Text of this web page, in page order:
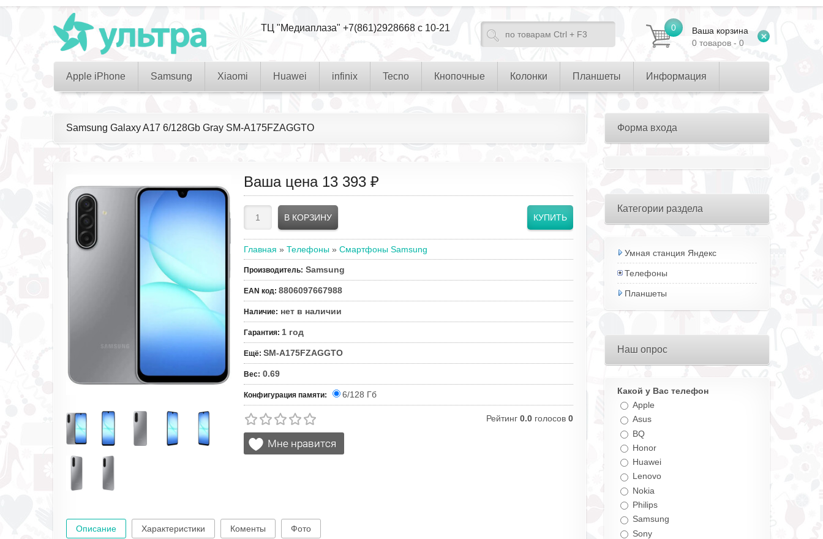
0
Ваша корзина
0 товаров - 0
ТЦ "Медиаплаза" +7(861)2928668 с 10-21
Apple iPhone Samsung Xiaomi Huawei infinix Tecno Кнопочные Колонки Планшеты Информация
Samsung Galaxy A17 6/128Gb Gray SM-A175FZAGGTO
Ваша цена 13 393 ₽
Главная » Телефоны » Смартфоны Samsung
Производитель: Samsung
EAN код: 8806097667988
Наличие: нет в наличии
Гарантия: 1 год
Ещё: SM-A175FZAGGTO
Вес: 0.69
Конфигурация памяти: 6/128 Гб
Рейтинг 0.0 голосов 0
Описание Характеристики Коменты Фото
Форма входа
Категории раздела
Умная станция Яндекс
Телефоны
Планшеты
Наш опрос
Какой у Вас телефон
Apple
Asus
BQ
Honor
Huawei
Lenovo
Nokia
Philips
Samsung
Sony